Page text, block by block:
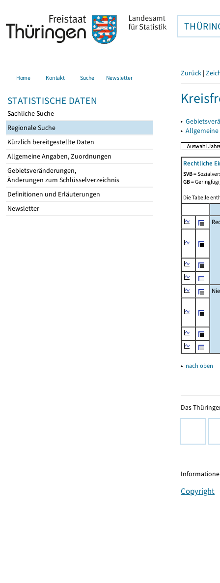
Home Kontakt Suche Newsletter
STATISTISCHE DATEN
Sachliche Suche
Regionale Suche
Kürzlich bereitgestellte Daten
Allgemeine Angaben, Zuordnungen
Gebietsveränderungen,
Änderungen zum Schlüsselverzeichnis
Definitionen und Erläuterungen
Newsletter
Zurück |
▸
▸
Rechtliche
SVB=
GB=
Die Tabelle
▴ nach oben
Das
Copyright